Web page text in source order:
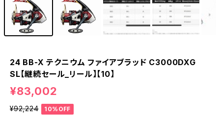
24 BB-X テクニウム ファイアブラッド C3000DXG
SL【継続セール_リール】【10】
¥83,002
¥92,224
10%OFF